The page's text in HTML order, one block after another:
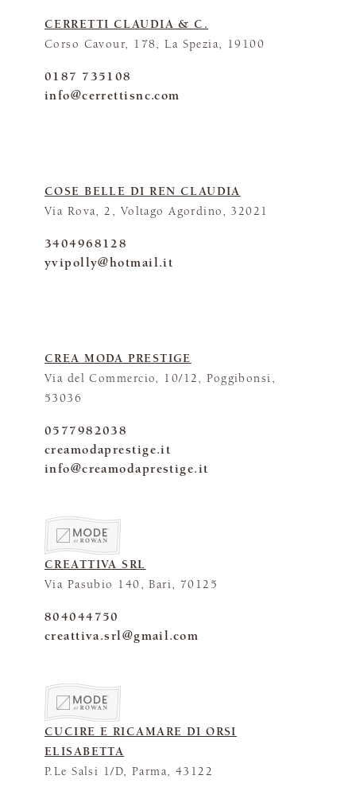
CERRETTI CLAUDIA & C.
Corso Cavour, 178, La Spezia, 19100
0187 735108
info@cerrettisnc.com
COSE BELLE DI REN CLAUDIA
Via Rova, 2, Voltago Agordino, 32021
3404968128
yvipolly@hotmail.it
CREA MODA PRESTIGE
Via del Commercio, 10/12, Poggibonsi,
53036
0577982038
creamodaprestige.it
info@creamodaprestige.it
CREATTIVA SRL
Via Pasubio 140, Bari, 70125
804044750
creattiva.srl@gmail.com
CUCIRE E RICAMARE DI ORSI
ELISABETTA
P.Le Salsi 1/D, Parma, 43122